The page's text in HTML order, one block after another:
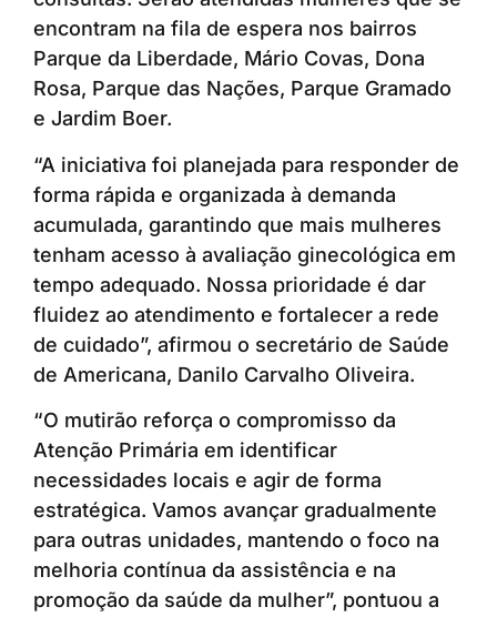
encontram na fila de espera nos bairros
Parque da Liberdade, Mário Covas, Dona
Rosa, Parque das Nações, Parque Gramado
e Jardim Boer.
“A iniciativa foi planejada para responder de
forma rápida e organizada à demanda
acumulada, garantindo que mais mulheres
tenham acesso à avaliação ginecológica em
tempo adequado. Nossa prioridade é dar
fluidez ao atendimento e fortalecer a rede
de cuidado”, afirmou o secretário de Saúde
de Americana, Danilo Carvalho Oliveira.
“O mutirão reforça o compromisso da
Atenção Primária em identificar
necessidades locais e agir de forma
estratégica. Vamos avançar gradualmente
para outras unidades, mantendo o foco na
melhoria contínua da assistência e na
promoção da saúde da mulher”, pontuou a